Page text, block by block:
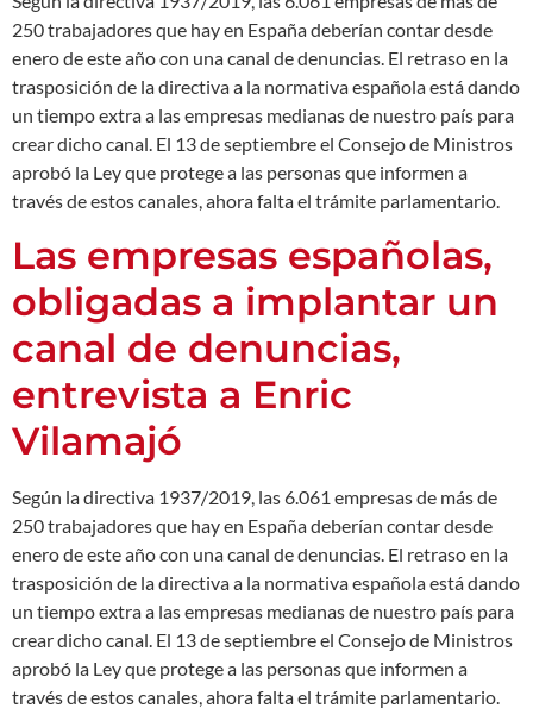
250 trabajadores que hay en España deberían contar desde
enero de este año con una canal de denuncias. El retraso en la
trasposición de la directiva a la normativa española está dando
un tiempo extra a las empresas medianas de nuestro país para
crear dicho canal. El 13 de septiembre el Consejo de Ministros
aprobó la Ley que protege a las personas que informen a
través de estos canales, ahora falta el trámite parlamentario.
Las empresas españolas,
obligadas a implantar un
canal de denuncias,
entrevista a Enric
Vilamajó
Según la directiva 1937/2019, las 6.061 empresas de más de
250 trabajadores que hay en España deberían contar desde
enero de este año con una canal de denuncias. El retraso en la
trasposición de la directiva a la normativa española está dando
un tiempo extra a las empresas medianas de nuestro país para
crear dicho canal. El 13 de septiembre el Consejo de Ministros
aprobó la Ley que protege a las personas que informen a
través de estos canales, ahora falta el trámite parlamentario.